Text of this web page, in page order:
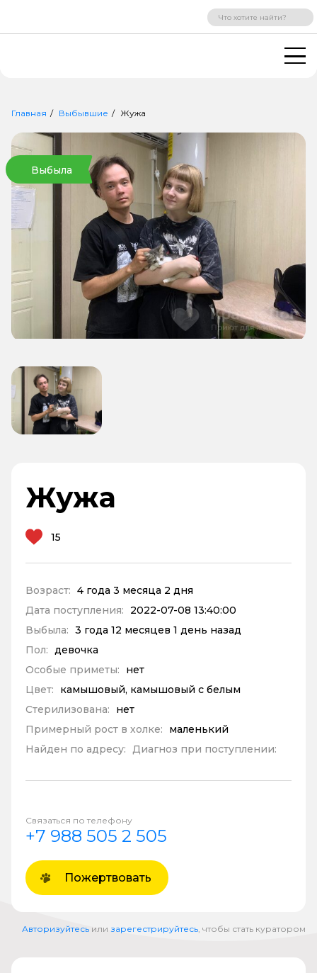
ВХОД РЕГИСТРАЦИЯ
Главная Выбывшие Жужа
Выбыла
Жужа
15
Возраст: 4 года 3 месяца 2 дня
Дата поступления:
2022-07-08 13:40:00
Выбыла: 3 года 12 месяцев 1 день назад
Пол: девочка
Особые приметы:
нет
Цвет:
камышовый, камышовый с белым
Стерилизована:
нет
Примерный рост в холке:
маленький
Найден по адресу: Диагноз при поступлении:
Связаться по телефону
+7 988 505 2 505
Пожертвовать
Авторизуйтесь или зарегестрируйтесь , чтобы стать куратором